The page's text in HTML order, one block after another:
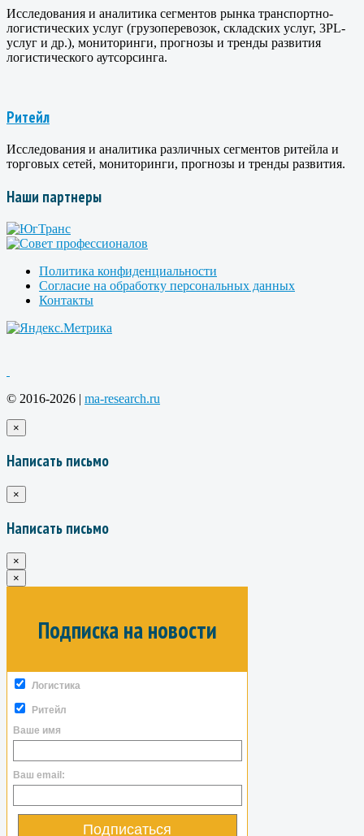
Исследования и аналитика сегментов рынка транспортно-
логистических услуг (грузоперевозок, складских услуг, 3PL-
услуг и др.), мониторинги, прогнозы и тренды развития
логистического аутсорсинга.
Ритейл
Исследования и аналитика различных сегментов ритейла и
торговых сетей, мониторинги, прогнозы и тренды развития.
Наши партнеры
Политика конфиденциальности
Согласие на обработку персональных данных
Контакты
© 2016-2026 | ma-research.ru
×
Написать письмо
×
Написать письмо
×
×
Подписка на новости
Логистика
Ритейл
Ваше имя
Ваш email:
Подписаться